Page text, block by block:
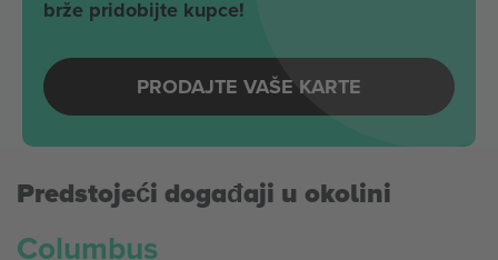
brže pridobijte kupce!
PRODAJTE VAŠE KARTE
Predstojeći događaji u okolini
Columbus